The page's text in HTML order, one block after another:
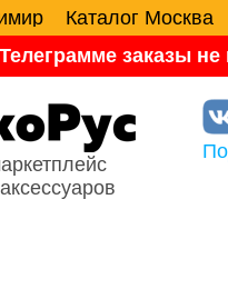
Каталог Москва
заказы